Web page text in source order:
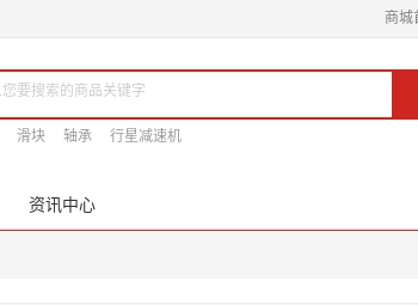
商城
滑块 轴承 行星减速机
资讯中心